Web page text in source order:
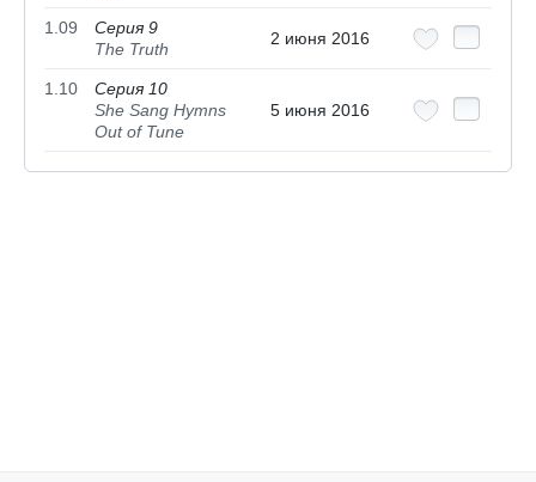
1.09
Серия 9
The Truth
2 июня 2016
1.10
Серия 10
She Sang Hymns
Out of Tune
5 июня 2016